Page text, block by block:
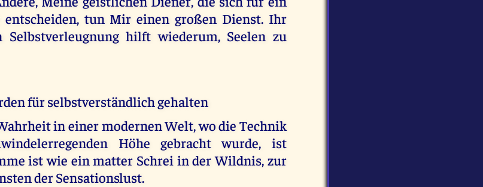
tun Mir einen großen Dienst. Ihr
Selbstverleugnung hilft wiederum, Seelen zu
für selbstverständlich gehalten
in einer modernen Welt, wo die Technik
Höhe gebracht wurde, ist
ist wie ein matter Schrei in der Wildnis, zur
der Sensationslust.